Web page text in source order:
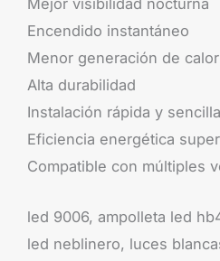
Encendido instantáneo
Menor generación de calor
Alta durabilidad
Instalación rápida y sencilla
Eficiencia energética
Compatible con múltiples
led 9006, ampolleta led
led neblinero, luces